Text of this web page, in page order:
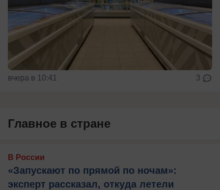
вчера в 10:41 3
Главное в стране
В России
«Запускают по прямой по ночам»:
эксперт рассказал, откуда летели